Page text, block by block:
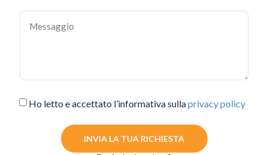
Ho letto e accettato l’informativa sullaprivacy policy
INVIA LA TUA RICHIESTA